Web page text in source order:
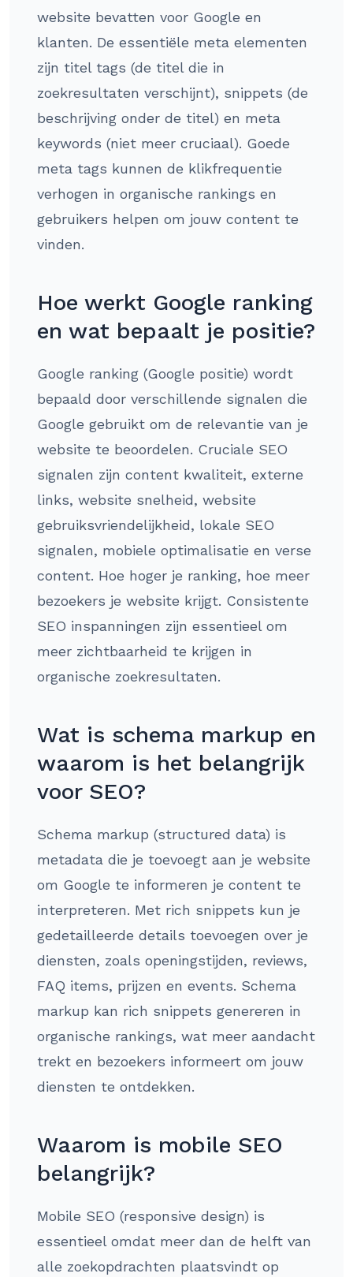
website bevatten voor Google en
klanten. De essentiële meta elementen
zijn titel tags (de titel die in
zoekresultaten verschijnt), snippets (de
beschrijving onder de titel) en meta
keywords (niet meer cruciaal). Goede
meta tags kunnen de klikfrequentie
verhogen in organische rankings en
gebruikers helpen om jouw content te
vinden.
Hoe werkt Google ranking
en wat bepaalt je positie?
Google ranking (Google positie) wordt
bepaald door verschillende signalen die
Google gebruikt om de relevantie van je
website te beoordelen. Cruciale SEO
signalen zijn content kwaliteit, externe
links, website snelheid, website
gebruiksvriendelijkheid, lokale SEO
signalen, mobiele optimalisatie en verse
content. Hoe hoger je ranking, hoe meer
bezoekers je website krijgt. Consistente
SEO inspanningen zijn essentieel om
meer zichtbaarheid te krijgen in
organische zoekresultaten.
Wat is schema markup en
waarom is het belangrijk
voor SEO?
Schema markup (structured data) is
metadata die je toevoegt aan je website
om Google te informeren je content te
interpreteren. Met rich snippets kun je
gedetailleerde details toevoegen over je
diensten, zoals openingstijden, reviews,
FAQ items, prijzen en events. Schema
markup kan rich snippets genereren in
organische rankings, wat meer aandacht
trekt en bezoekers informeert om jouw
diensten te ontdekken.
Waarom is mobile SEO
belangrijk?
Mobile SEO (responsive design) is
essentieel omdat meer dan de helft van
alle zoekopdrachten plaatsvindt op